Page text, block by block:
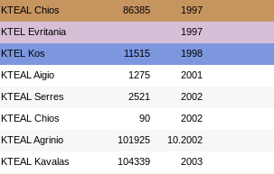
KTEAL Chios 86385 1997
ΚΤΕL Evritania 1997
KTEL Kos 11515 1998
KTEAL Aigio 1275 2001
KTEAL Serres 2521 2002
KTEAL Chios 90 2002
KTEAL Agrinio 101925 10.2002
KTEAL Kavalas 104339 2003